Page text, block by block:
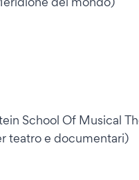
School Of Musical
teatro e documentari)